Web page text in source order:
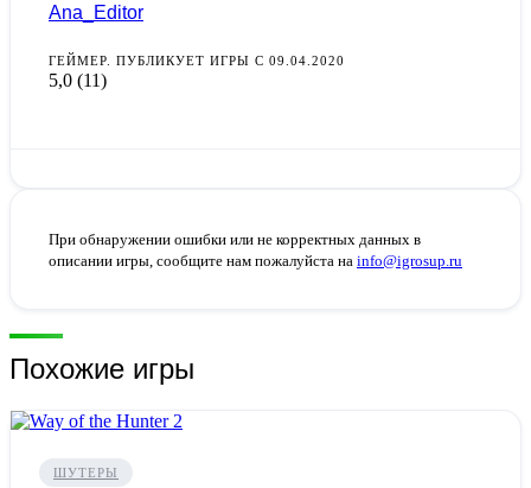
Ana_Editor
ГЕЙМЕР. ПУБЛИКУЕТ ИГРЫ С 09.04.2020
5,0 (11)
При обнаружении ошибки или не корректных данных в
описании игры, сообщите нам пожалуйста на info@igrosup.ru
Похожие игры
ШУТЕРЫ